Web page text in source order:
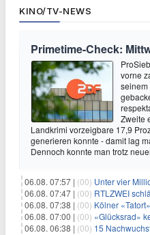
KINO/TV-NEWS
Primetime-Check:
vorne
Zweite
Landkrimi vorzeigbare 17,9
generieren konnte - damit lag
Dennoch konnte man trotz
06.08. 07:57 | (00) Unter vier Millionen:
06.08. 07:47 | (00) RTLZWEI
06.08. 07:38 | (00) Kölner «Tatort»
06.08. 07:00 | (00) «Glücksrad»
06.08. 06:38 | (00) 15